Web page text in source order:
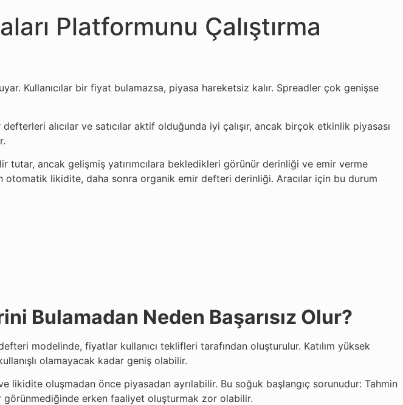
Platformunu Çalıştırma
Kullanıcılar bir fiyat bulamazsa, piyasa hareketsiz kalır. Spreadler çok genişse
alıcılar ve satıcılar aktif olduğunda iyi çalışır, ancak birçok etkinlik piyasası
tutar, ancak gelişmiş yatırımcılara bekledikleri görünür derinliği ve emir verme
likidite, daha sonra organik emir defteri derinliği. Aracılar için bu durum
Bulamadan Neden Başarısız Olur?
modelinde, fiyatlar kullanıcı teklifleri tarafından oluşturulur. Katılım yüksek
olamayacak kadar geniş olabilir.
likidite oluşmadan önce piyasadan ayrılabilir. Bu soğuk başlangıç sorunudur: Tahmin
görünmediğinde erken faaliyet oluşturmak zor olabilir.